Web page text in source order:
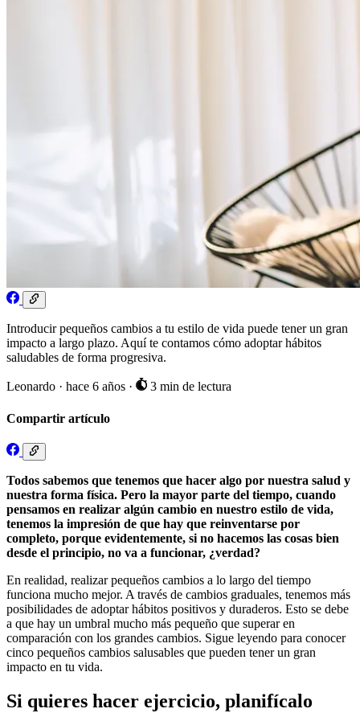
Introducir pequeños cambios a tu estilo de vida puede tener un gran
impacto a largo plazo. Aquí te contamos cómo adoptar hábitos
saludables de forma progresiva.
Leonardo · hace 6 años · 3 min de lectura
Compartir artículo
Todos sabemos que tenemos que hacer algo por nuestra salud y
nuestra forma física. Pero la mayor parte del tiempo, cuando
pensamos en realizar algún cambio en nuestro estilo de vida,
tenemos la impresión de que hay que reinventarse por
completo, porque evidentemente, si no hacemos las cosas bien
desde el principio, no va a funcionar, ¿verdad?
En realidad, realizar pequeños cambios a lo largo del tiempo
funciona mucho mejor. A través de cambios graduales, tenemos más
posibilidades de adoptar hábitos positivos y duraderos. Esto se debe
a que hay un umbral mucho más pequeño que superar en
comparación con los grandes cambios. Sigue leyendo para conocer
cinco pequeños cambios salusables que pueden tener un gran
impacto en tu vida.
Si quieres hacer ejercicio, planifícalo